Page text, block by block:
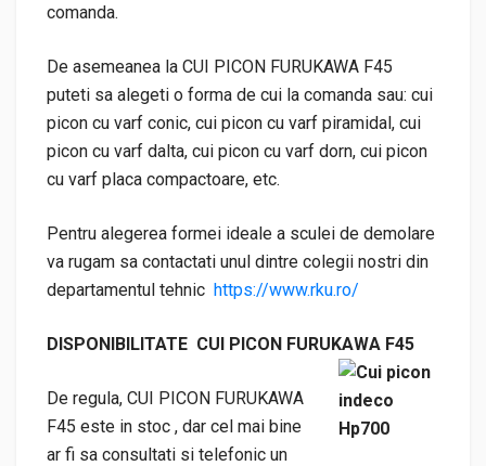
comanda.
De asemeanea la CUI PICON FURUKAWA F45
puteti sa alegeti o forma de cui la comanda sau: cui
picon cu varf conic, cui picon cu varf piramidal, cui
picon cu varf dalta, cui picon cu varf dorn, cui picon
cu varf placa compactoare, etc.
Pentru alegerea formei ideale a sculei de demolare
va rugam sa contactati unul dintre colegii nostri din
departamentul tehnic https://www.rku.ro/
DISPONIBILITATE CUI PICON FURUKAWA F45
De regula, CUI PICON FURUKAWA
F45 este in stoc , dar cel mai bine
ar fi sa consultati si telefonic un